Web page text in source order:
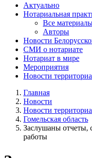
Актуально
Нотариальная
Все
Авторы
Новости
СМИ о нотариате
Нотариат в мире
Мероприятия
Новости
Главная
Новости
Новости
Гомельская область
Заслушаны отчеты,
работы